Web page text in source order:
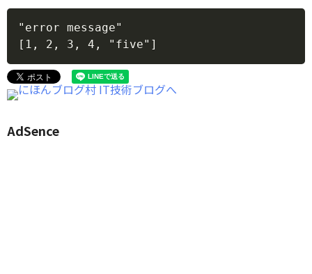
"error message"
AdSence